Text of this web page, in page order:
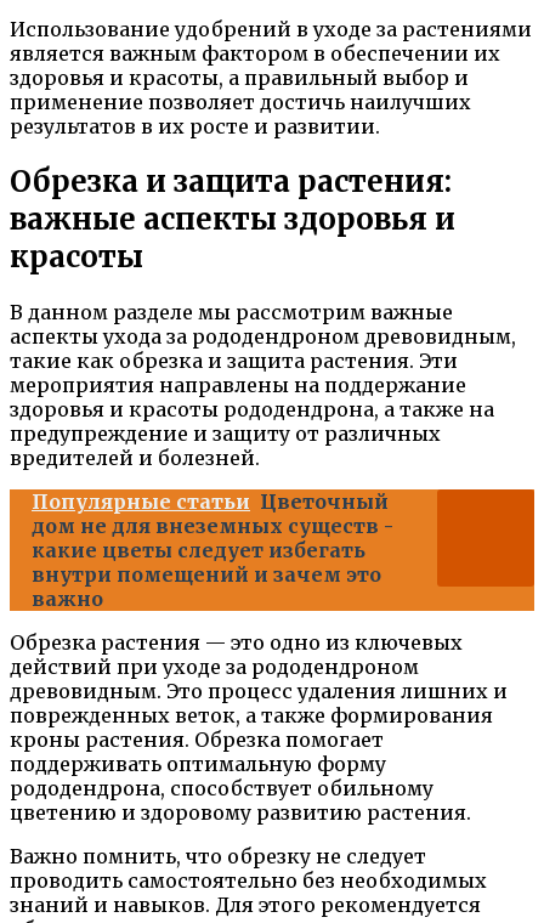
Использование удобрений в уходе за растениями
является важным фактором в обеспечении их
здоровья и красоты, а правильный выбор и
применение позволяет достичь наилучших
результатов в их росте и развитии.
Обрезка и защита растения:
важные аспекты здоровья и
красоты
В данном разделе мы рассмотрим важные
аспекты ухода за рододендроном древовидным,
такие как обрезка и защита растения. Эти
мероприятия направлены на поддержание
здоровья и красоты рододендрона, а также на
предупреждение и защиту от различных
вредителей и болезней.
Популярные статьи Цветочный
дом не для внеземных существ -
какие цветы следует избегать
внутри помещений и зачем это
важно
Обрезка растения — это одно из ключевых
действий при уходе за рододендроном
древовидным. Это процесс удаления лишних и
поврежденных веток, а также формирования
кроны растения. Обрезка помогает
поддерживать оптимальную форму
рододендрона, способствует обильному
цветению и здоровому развитию растения.
Важно помнить, что обрезку не следует
проводить самостоятельно без необходимых
знаний и навыков. Для этого рекомендуется